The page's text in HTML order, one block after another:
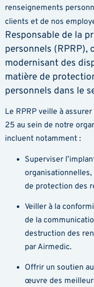
renseignements
clients et de nos
Responsable de la
personnels (RPRP),
modernisant des
matière de
personnels dans le
Le RPRP veille à
25 au sein de notre
incluent notamment :
Superviser
de protection des
Veiller à la
de la
destruction des
par Airmedic.
Offrir un soutien
œuvre des